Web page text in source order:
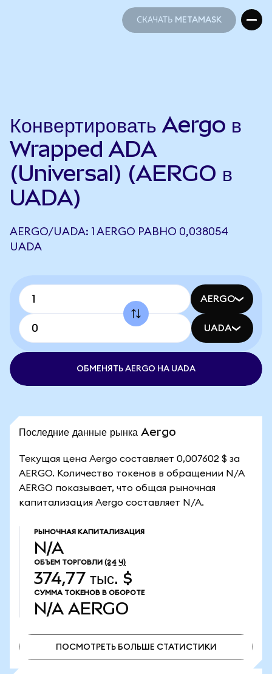
СКАЧАТЬ METAMASK
Конвертировать Aergo в
Wrapped ADA
(Universal) (AERGO в
UADA)
AERGO/UADA: 1 AERGO РАВНО 0,038054
UADA
AERGO
UADA
ОБМЕНЯТЬ AERGO НА UADA
Последние данные рынка Aergo
Текущая цена Aergo составляет 0,007602 $ за
AERGO. Количество токенов в обращении N/A
AERGO показывает, что общая рыночная
капитализация Aergo составляет N/A.
РЫНОЧНАЯ КАПИТАЛИЗАЦИЯ
N/A
ОБЪЕМ ТОРГОВЛИ (24 Ч)
374,77 тыс. $
СУММА ТОКЕНОВ В ОБОРОТЕ
N/A AERGO
ПОСМОТРЕТЬ БОЛЬШЕ СТАТИСТИКИ